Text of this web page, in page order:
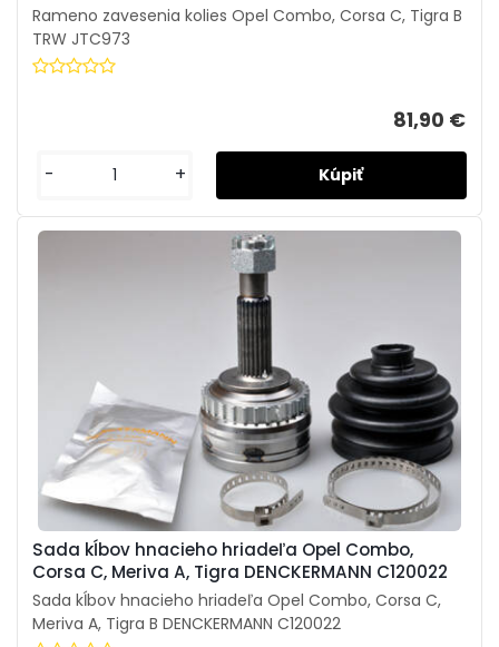
Rameno zavesenia kolies Opel Combo, Corsa C, Tigra B
TRW JTC973
81,90 €
- +
Sada kĺbov hnacieho hriadeľa Opel Combo,
Corsa C, Meriva A, Tigra DENCKERMANN C120022
Sada kĺbov hnacieho hriadeľa Opel Combo, Corsa C,
Meriva A, Tigra B DENCKERMANN C120022